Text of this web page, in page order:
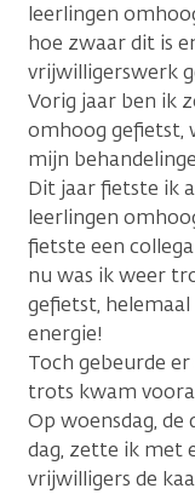
leerlingen
hoe zwaar dit is
vrijwilligerswerk
Vorig jaar ben ik
omhoog gefietst,
mijn
Dit jaar fietste ik
leerlingen
fietste een
nu was ik weer
gefietst,
energie!
Toch gebeurde
trots kwam
Op woensdag, de
dag, zette ik met
vrijwilligers de